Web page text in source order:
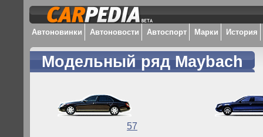
Автоновинки Автоновости Автоспорт Марки История
Модельный ряд Maybach
57